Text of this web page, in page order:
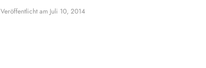
Veröffentlicht am Juli 10, 2014